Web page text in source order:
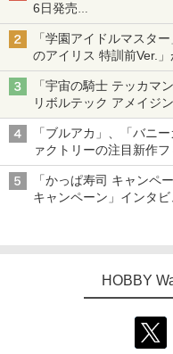
6日発売
チューバ、テナサクな
「学園アイドルマスタ
のアイリス 特訓前Ver.
「宇宙の騎士 テッカマ
リボルテック アメイジ
「ブルアカ」、「バニ
ァクトリーの注目新作
示会】
「かっぱ寿司 キャンペ
キャンペーン」インタビ
HOBBY